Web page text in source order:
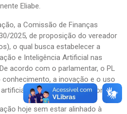
Eliabe.
a Comissão de Finanças
2025, de proposição do vereador
o qual busca estabelecer a
e Inteligência Artificial nas
acordo com o parlamentar, o PL
a inovação e o uso
no ambiente educacional.
hoje sem estar alinhado à